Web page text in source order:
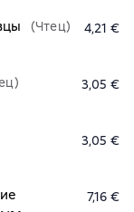
(Чтец)
4,21 €
3,05 €
3,05 €
7,16 €